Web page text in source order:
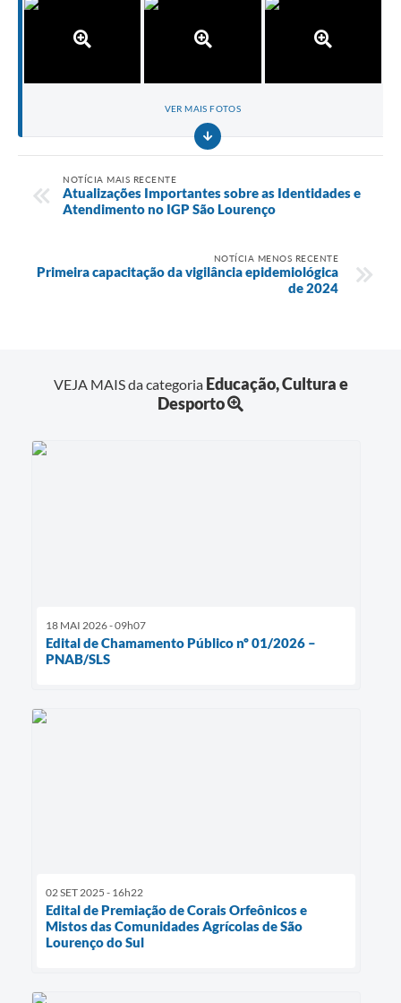
VER MAIS FOTOS
NOTÍCIA MAIS RECENTE
Atualizações Importantes sobre as Identidades e
Atendimento no IGP São Lourenço
NOTÍCIA MENOS RECENTE
Primeira capacitação da vigilância epidemiológica
de 2024
VEJA MAIS da categoria Educação, Cultura e
Desporto
18 MAI 2026 - 09h07
Edital de Chamamento Público nº 01/2026 –
PNAB/SLS
02 SET 2025 - 16h22
Edital de Premiação de Corais Orfeônicos e
Mistos das Comunidades Agrícolas de São
Lourenço do Sul